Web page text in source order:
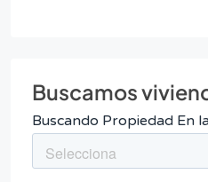
Buscamos